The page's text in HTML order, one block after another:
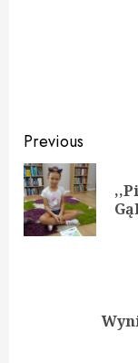
Continue
Reading
Previous